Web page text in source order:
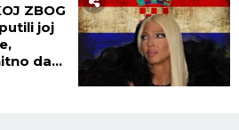
ZBOG
joj
da